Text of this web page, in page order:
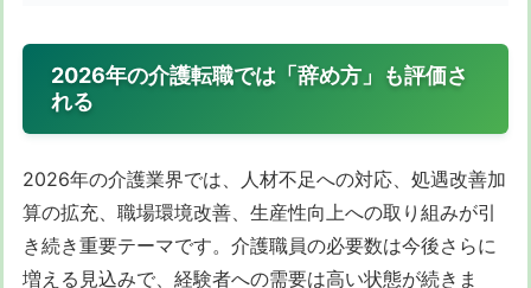
2026年の介護転職では「辞め方」も評価さ
れる
2026年の介護業界では、人材不足への対応、処遇改善加
算の拡充、職場環境改善、生産性向上への取り組みが引
き続き重要テーマです。介護職員の必要数は今後さらに
増える見込みで、経験者への需要は高い状態が続きま